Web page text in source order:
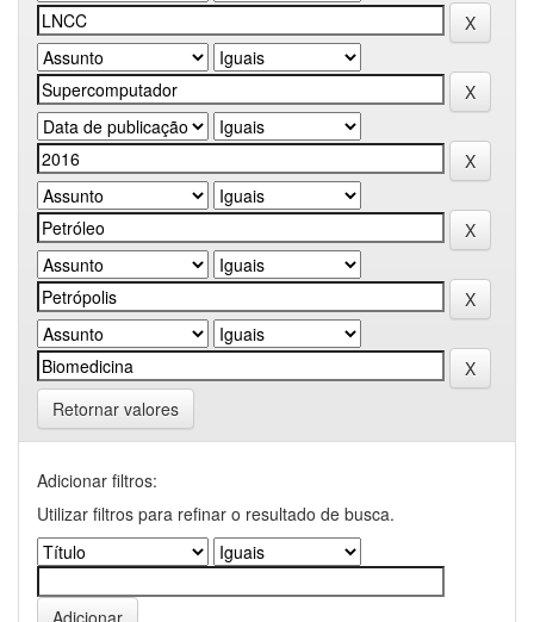
Retornar valores
Adicionar filtros:
Utilizar filtros para refinar o resultado de busca.